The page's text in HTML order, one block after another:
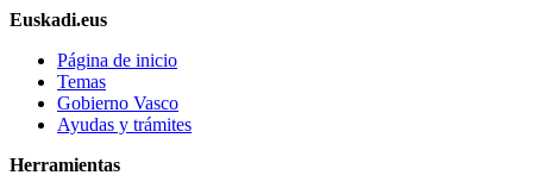
Euskadi.eus
Página de inicio
Temas
Gobierno Vasco
Ayudas y trámites
Herramientas